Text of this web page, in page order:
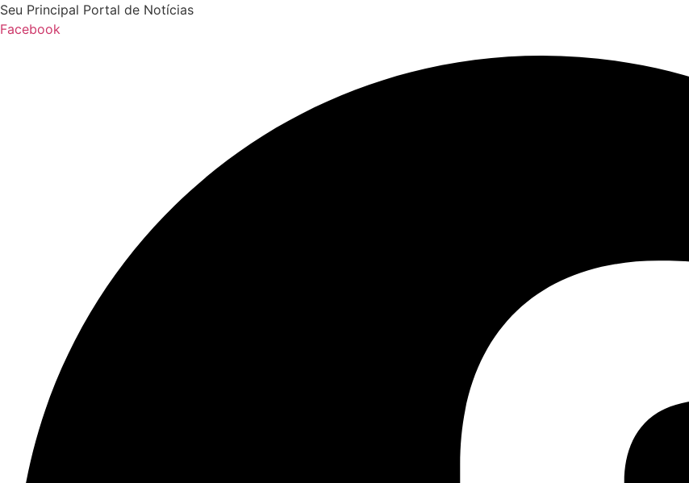
Ir
para
Seu Principal Portal de Notícias
Facebook